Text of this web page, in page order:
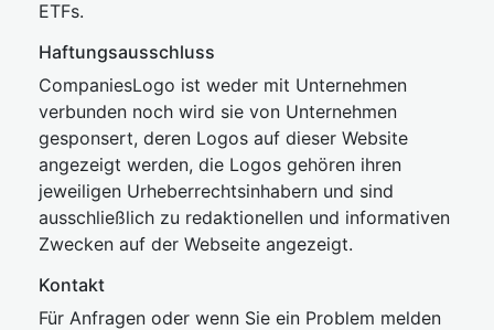
ETFs.
Haftungsausschluss
CompaniesLogo ist weder mit Unternehmen
verbunden noch wird sie von Unternehmen
gesponsert, deren Logos auf dieser Website
angezeigt werden, die Logos gehören ihren
jeweiligen Urheberrechtsinhabern und sind
ausschließlich zu redaktionellen und informativen
Zwecken auf der Webseite angezeigt.
Kontakt
Für Anfragen oder wenn Sie ein Problem melden